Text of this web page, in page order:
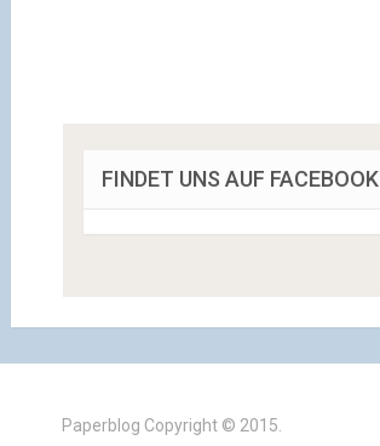
FINDET UNS AUF FACEBOOK
Paperblog Copyright © 2015.